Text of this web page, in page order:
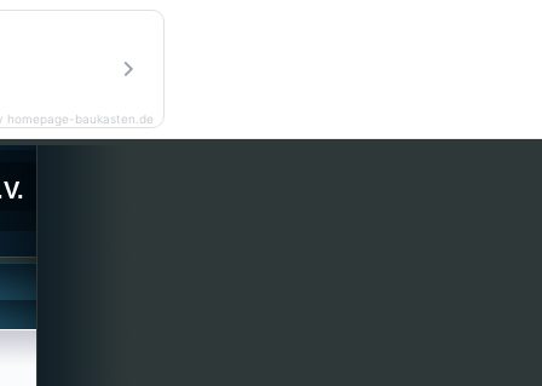
homepage-baukasten.de